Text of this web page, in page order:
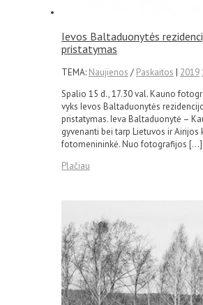
Ievos Baltaduonytės
pristatymas
TEMA: Naujienos / Paskaitos | 2019
Spalio 15 d., 17.30 val. Kauno
vyks Ievos Baltaduonytės
pristatymas. Ieva Baltaduonytė –
gyvenanti bei tarp Lietuvos ir Airijos
fotomenininkė. Nuo fotografijos […]
Plačiau